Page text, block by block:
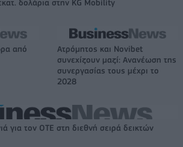
δολάρια στην KG Mobility
από
Ατρόμητος και Novibet
συνεχίζουν μαζί: Ανανέωση της
συνεργασίας τους μέχρι το
2028
για τον ΟΤΕ στη διεθνή σειρά δεικτών